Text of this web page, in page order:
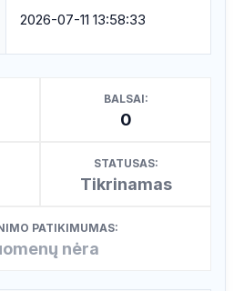
2026-07-11 13:58:33
BALSAI:
0
STATUSAS:
Tikrinamas
PATIKIMUMAS:
nėra